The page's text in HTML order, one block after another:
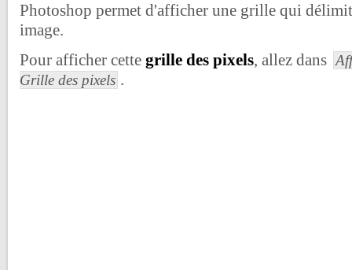
Photoshop permet d'afficher une grille qui
image.
Pour afficher cette grille des pixels, allez dans
Grille des pixels .